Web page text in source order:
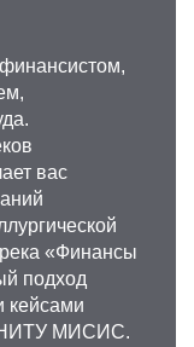
вас
«Финансы
подход
кейсами
НИТУ МИСИС.